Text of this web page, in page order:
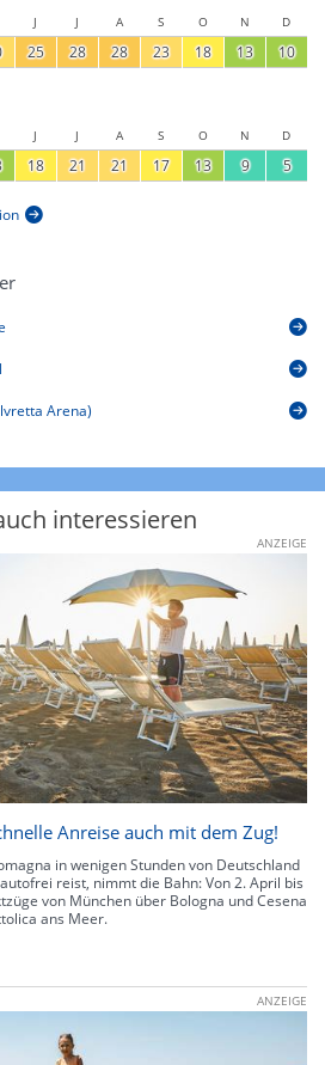
J J A S O N D
25 28 28 23 18 13 10
J J A S O N D
18 21 21 17 13 9 5
Arena)
interessieren
ANZEIGE
Anreise auch mit dem Zug!
in wenigen Stunden von Deutschland
reist, nimmt die Bahn: Von 2. April bis
von München über Bologna und Cesena
ans Meer.
ANZEIGE